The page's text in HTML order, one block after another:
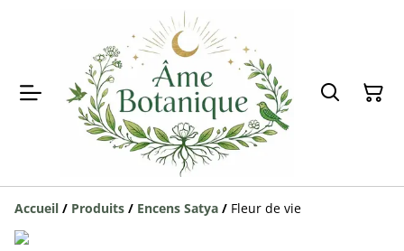
Accueil / Produits / Encens Satya / Fleur de vie